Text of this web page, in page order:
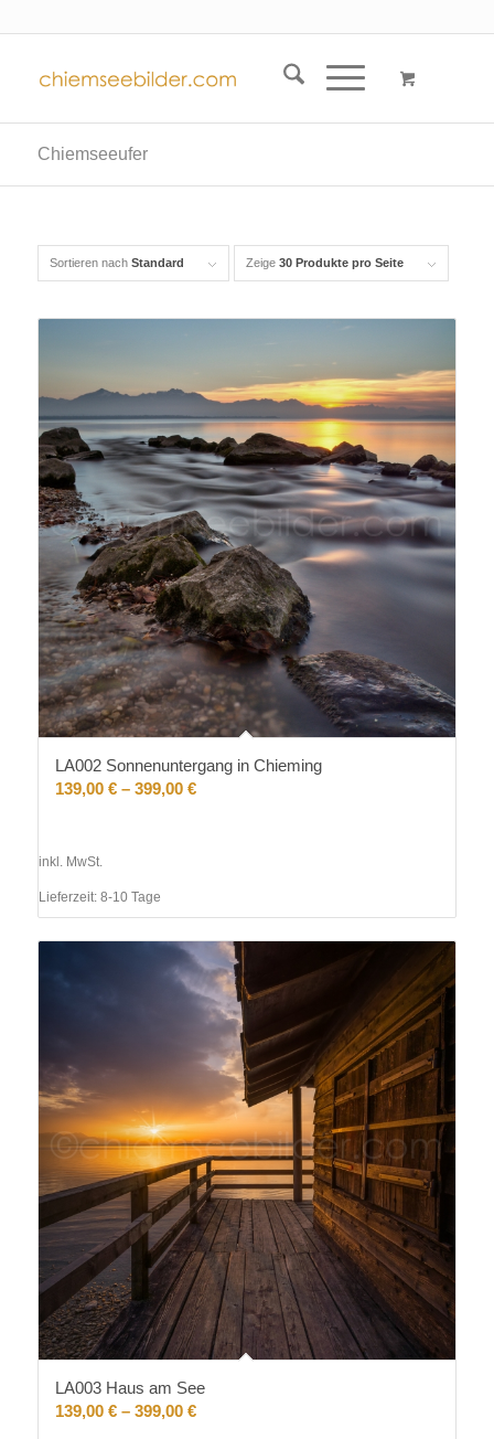
Chiemseeufer
Sortieren nach Standard Zeige 30 Produkte pro Seite
LA002 Sonnenuntergang in Chieming
139,00 €– 399,00 €
inkl. MwSt.
Lieferzeit: 8-10 Tage
LA003 Haus am See
139,00 €– 399,00 €